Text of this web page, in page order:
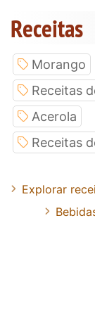
Receitas
Morango
Receitas
Acerola
Receitas
Explorar